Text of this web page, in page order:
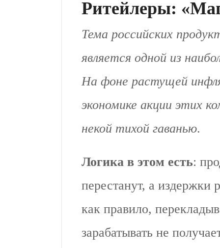
Ритейлеры:
Тема российских
является одной из
На фоне растущей
экономике акции этих
некой тихой гаванью.
Логика в этом есть:
перестанут, а
как правило,
зарабатывать не